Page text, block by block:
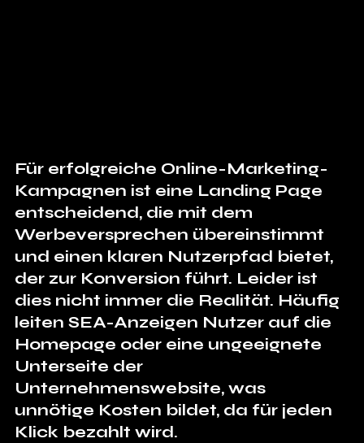
Für erfolgreiche Online-Marketing-
Kampagnen ist eine Landing Page
entscheidend, die mit dem
Werbeversprechen übereinstimmt
und einen klaren Nutzerpfad bietet,
der zur Konversion führt. Leider ist
dies nicht immer die Realität. Häufig
leiten SEA-Anzeigen Nutzer auf die
Homepage oder eine ungeeignete
Unterseite der
Unternehmenswebsite, was
unnötige Kosten bildet, da für jeden
Klick bezahlt wird.